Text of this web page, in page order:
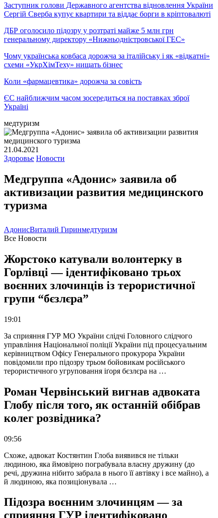
Заступник голови Державного агентства відновлення України
Сергій Сверба купує квартири та віддає борги в кріптовалюті
ДБР оголосило підозру у розтраті майже 5 млн грн
генеральному директору «Нижньодністровської ГЕС»
Чому українська ковбаса дорожча за італійську і як «відкатні»
схеми «УкрХімТеху» нищать бізнес
Коли «фармацевтика» дорожча за совість
ЄС найближчим часом зосередиться на поставках зброї
Україні
медтуризм
21.04.2021
Здоровье Новости
Медгруппа «Адонис» заявила об
активизации развития медицинского
туризма
АдонисВиталий Гиринмедтуризм
Все Новости
Жорстоко катували волонтерку в
Горлівці — ідентифіковано трьох
воєнних злочинців із терористичної
групи “бєзлєра”
19:01
За сприяння ГУР МО України слідчі Головного слідчого
управління Національної поліції України під процесуальним
керівництвом Офісу Генерального прокурора України
повідомили про підозру трьом бойовикам російського
терористичного угруповання іґоря бєзлєра на …
Роман Червінський вигнав адвоката
Глобу після того, як останній обібрав
колег розвідника?
09:56
Схоже, адвокат Костянтин Глоба виявився не тільки
людиною, яка ймовірно пограбувала власну дружину (до
речі, дружина нібито забрала в нього її автівку і все майно), а
й людиною, яка позиціонувала …
Підозра воєнним злочинцям — за
сприяння ГУР ідентифіковано